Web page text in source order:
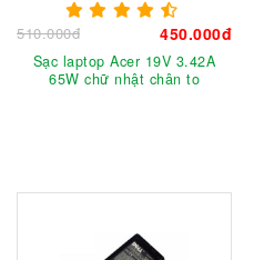
510.000đ 450.000đ
Sạc laptop Acer 19V 3.42A
65W chữ nhật chân to